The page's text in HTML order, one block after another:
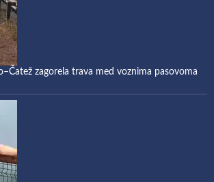
zagorela trava med voznima pasovoma